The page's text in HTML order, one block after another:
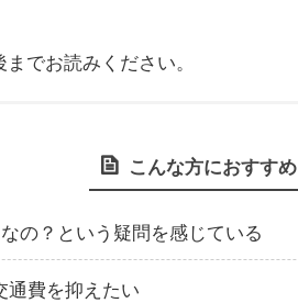
でお読みください。
こんな方におすすめ
の？という疑問を感じている
通費を抑えたい